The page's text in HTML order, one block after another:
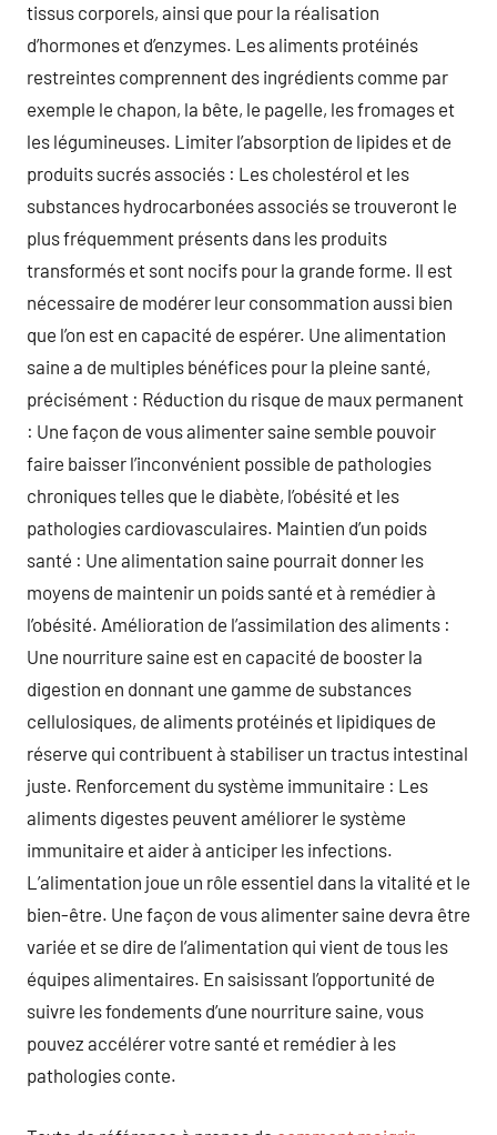
tissus corporels, ainsi que pour la réalisation
d’hormones et d’enzymes. Les aliments protéinés
restreintes comprennent des ingrédients comme par
exemple le chapon, la bête, le pagelle, les fromages et
les légumineuses. Limiter l’absorption de lipides et de
produits sucrés associés : Les cholestérol et les
substances hydrocarbonées associés se trouveront le
plus fréquemment présents dans les produits
transformés et sont nocifs pour la grande forme. Il est
nécessaire de modérer leur consommation aussi bien
que l’on est en capacité de espérer. Une alimentation
saine a de multiples bénéfices pour la pleine santé,
précisément : Réduction du risque de maux permanent
: Une façon de vous alimenter saine semble pouvoir
faire baisser l’inconvénient possible de pathologies
chroniques telles que le diabète, l’obésité et les
pathologies cardiovasculaires. Maintien d’un poids
santé : Une alimentation saine pourrait donner les
moyens de maintenir un poids santé et à remédier à
l’obésité. Amélioration de l’assimilation des aliments :
Une nourriture saine est en capacité de booster la
digestion en donnant une gamme de substances
cellulosiques, de aliments protéinés et lipidiques de
réserve qui contribuent à stabiliser un tractus intestinal
juste. Renforcement du système immunitaire : Les
aliments digestes peuvent améliorer le système
immunitaire et aider à anticiper les infections.
L’alimentation joue un rôle essentiel dans la vitalité et le
bien-être. Une façon de vous alimenter saine devra être
variée et se dire de l’alimentation qui vient de tous les
équipes alimentaires. En saisissant l’opportunité de
suivre les fondements d’une nourriture saine, vous
pouvez accélérer votre santé et remédier à les
pathologies conte.